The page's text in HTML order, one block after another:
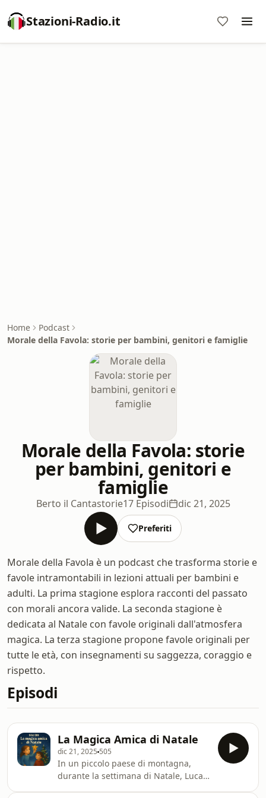
Stazioni-Radio.it
Home
Podcast
Morale della Favola: storie per bambini, genitori e famiglie
Morale della Favola: storie
per bambini, genitori e
famiglie
Berto il Cantastorie17 Episodi dic 21, 2025
Preferiti
Morale della Favola è un podcast che trasforma storie e
favole intramontabili in lezioni attuali per bambini e
adulti. La prima stagione esplora racconti del passato
con morali ancora valide. La seconda stagione è
dedicata al Natale con favole originali dall'atmosfera
magica. La terza stagione propone favole originali per
tutte le età, con insegnamenti su saggezza, coraggio e
rispetto.
Episodi
La Magica Amica di Natale
dic 21, 2025 505
In un piccolo paese di montagna,
durante la settimana di Natale, Luca